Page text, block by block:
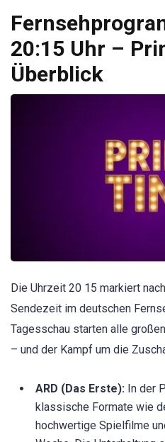
20:15 Uhr –
Überblick
Die Uhrzeit 20 15 markiert
Sendezeit im deutschen
Tagesschau starten alle
– und der Kampf um die
ARD (Das Erste): In der
klassische Formate wie
hochwertige Spielfilme